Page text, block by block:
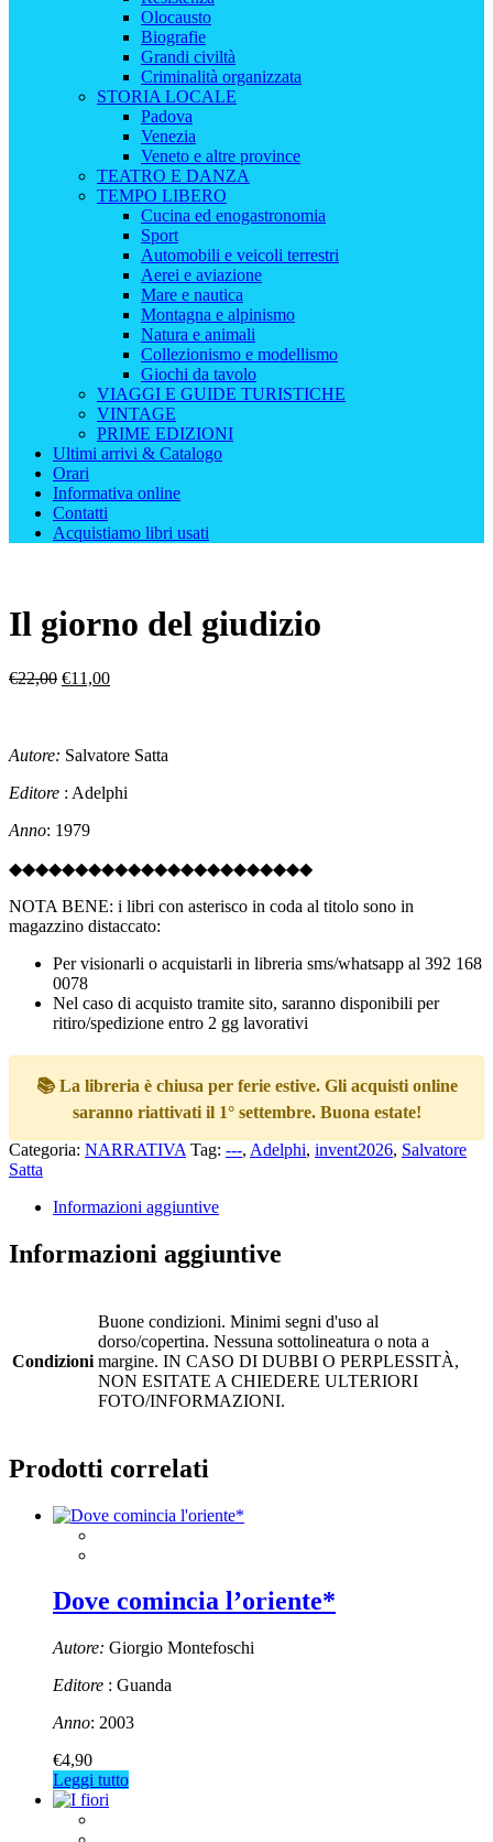
Olocausto
Biografie
Grandi civiltà
Criminalità organizzata
STORIA LOCALE
Padova
Venezia
Veneto e altre province
TEATRO E DANZA
TEMPO LIBERO
Cucina ed enogastronomia
Sport
Automobili e veicoli terrestri
Aerei e aviazione
Mare e nautica
Montagna e alpinismo
Natura e animali
Collezionismo e modellismo
Giochi da tavolo
VIAGGI E GUIDE TURISTICHE
VINTAGE
PRIME EDIZIONI
Ultimi arrivi & Catalogo
Orari
Informativa online
Contatti
Acquistiamo libri usati
Il giorno del giudizio
€22,00 Il
€22,00.
€11,00Il
€11,00.
Autore: Salvatore Satta
Editore : Adelphi
Anno: 1979
◆◆◆◆◆◆◆◆◆◆◆◆◆◆◆◆◆◆◆◆◆◆◆
NOTA BENE: i libri con asterisco in coda al titolo sono in
magazzino distaccato:
Per visionarli o acquistarli in libreria sms/whatsapp al 392 168
0078
Nel caso di acquisto tramite sito, saranno disponibili per
ritiro/spedizione entro 2 gg lavorativi
📚 La libreria è chiusa per ferie estive. Gli acquisti online
saranno riattivati il 1° settembre. Buona estate!
Categoria: NARRATIVA Tag: ---, Adelphi, invent2026, Salvatore
Satta
Informazioni aggiuntive
Informazioni aggiuntive
Condizioni
Buone condizioni. Minimi segni d'uso al
dorso/copertina. Nessuna sottolineatura o nota a
margine. IN CASO DI DUBBI O PERPLESSITÀ,
NON ESITATE A CHIEDERE ULTERIORI
FOTO/INFORMAZIONI.
Prodotti correlati
Dove comincia l’oriente*
Autore: Giorgio Montefoschi
Editore : Guanda
Anno: 2003
€4,90
Leggi tutto